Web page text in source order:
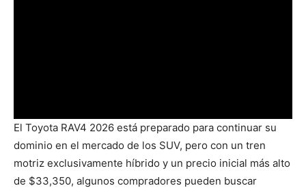
El Toyota RAV4 2026 está preparado para continuar su
dominio en el mercado de los SUV, pero con un tren
motriz exclusivamente híbrido y un precio inicial más alto
de $33,350, algunos compradores pueden buscar